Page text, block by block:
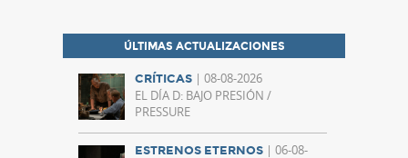
ÚLTIMAS ACTUALIZACIONES
CRÍTICAS | 08-08-2026
EL DÍA D: BAJO PRESIÓN /
PRESSURE
ESTRENOS ETERNOS | 06-08-